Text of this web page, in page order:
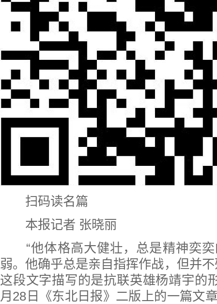
扫码读名篇
本报记者 张晓丽
“他体格高大健壮，总是精神奕奕
弱。他确乎总是亲自指挥作战，但并
这段文字描写的是抗联英雄杨靖宇的
月28日《东北日报》二版上的一篇